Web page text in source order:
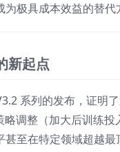
为极具成本效益的替代
新起点
系列的发布，证明
略调整（加大后训练
至在特定领域超越最